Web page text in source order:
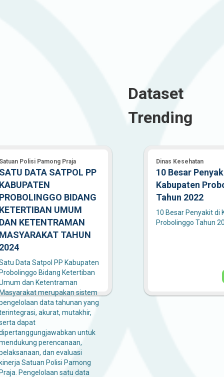
Dataset
Trending
Polisi Pamong Praja
DATA SATPOL PP
BIDANG
UMUM
KETENTRAMAN
TAHUN
Data Satpol PP Kabupaten
Bidang Ketertiban
dan Ketentraman
merupakan sistem
data tahunan yang
akurat, mutakhir,
dapat
untuk
perencanaan,
dan evaluasi
Satuan Polisi Pamong
Pengelolaan satu data
Dinas Kesehatan
10 Besar
Kabupaten
Tahun 2022
10 Besar Penyakit di
Probolinggo Tahun